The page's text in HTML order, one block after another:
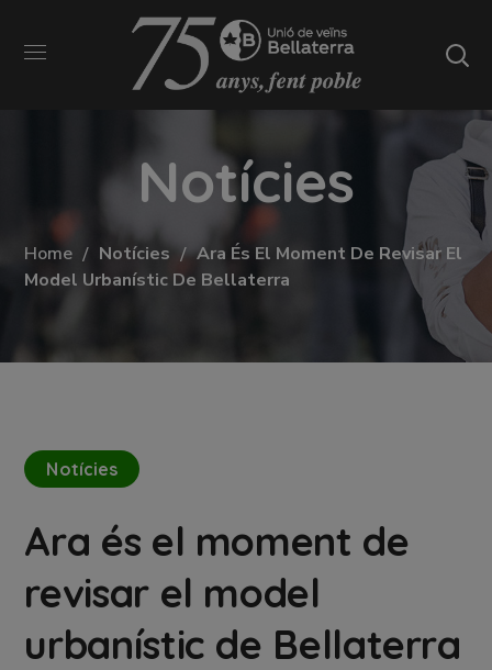
Notícies
Home Notícies
Ara És El Moment De Revisar El
Model Urbanístic De Bellaterra
Notícies
Ara és el moment de
revisar el model
urbanístic de Bellaterra